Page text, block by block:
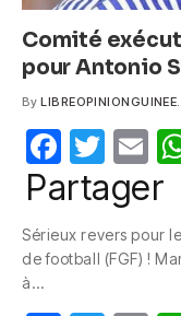
Comité
pour Antonio
By
F
a
e
T
w
itt
er
E
m
Partager
Sérieux revers pour
de football (FGF) !
à…